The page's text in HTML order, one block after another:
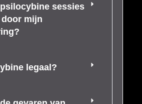
sessies
mijn
legaal?